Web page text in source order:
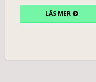
LÄS MER